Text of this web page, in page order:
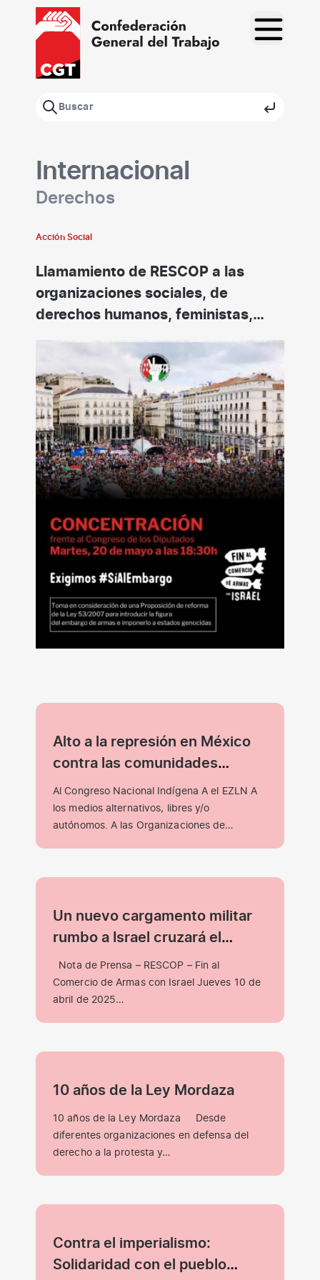
Saltar
al
Internacional
Derechos
Acción Social
Llamamiento de RESCOP a las
organizaciones sociales, de
derechos humanos, feministas,
ecologistas, pacifistas y solidarias
Alto a la represión en México
contra las comunidades
zapatistas
Al Congreso Nacional Indígena A el EZLN A
los medios alternativos, libres y/o
autónomos. A las Organizaciones de
Un nuevo cargamento militar
rumbo a Israel cruzará el
Estrecho de Gibraltar con
apoyo de Maersk y la
complicidad de los puertos de
Barcelona, Valencia y
Nota de Prensa – RESCOP – Fin al
Comercio de Armas con Israel Jueves 10 de
abril de 2025…
10 años de la Ley Mordaza
10 años de la Ley Mordaza Desde
diferentes organizaciones en defensa del
derecho a la protesta y…
Contra el imperialismo:
Solidaridad con el pueblo